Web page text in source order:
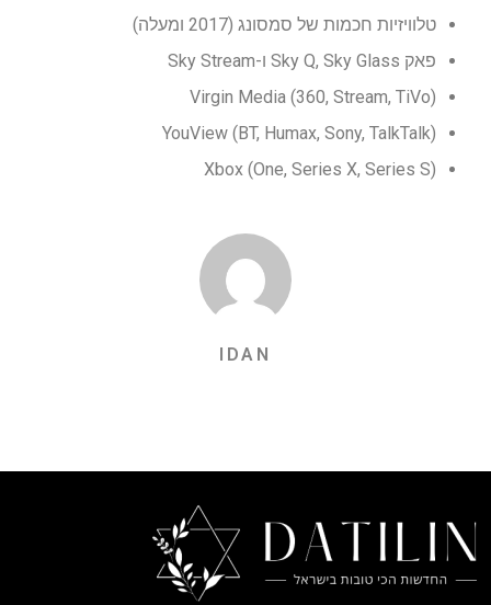
טלוויזיות חכמות של סמסונג (2017 ומעלה)
פאק Sky Q, Sky Glass ו-Sky Stream
Virgin Media (360, Stream, TiVo)
YouView (BT, Humax, Sony, TalkTalk)
Xbox (One, Series X, Series S)
IDAN